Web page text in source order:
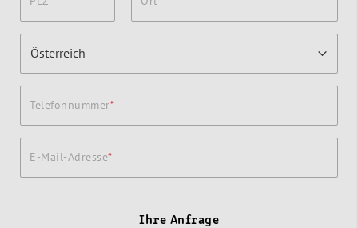
Telefonnummer
E-Mail-Adresse
Ihre Anfrage